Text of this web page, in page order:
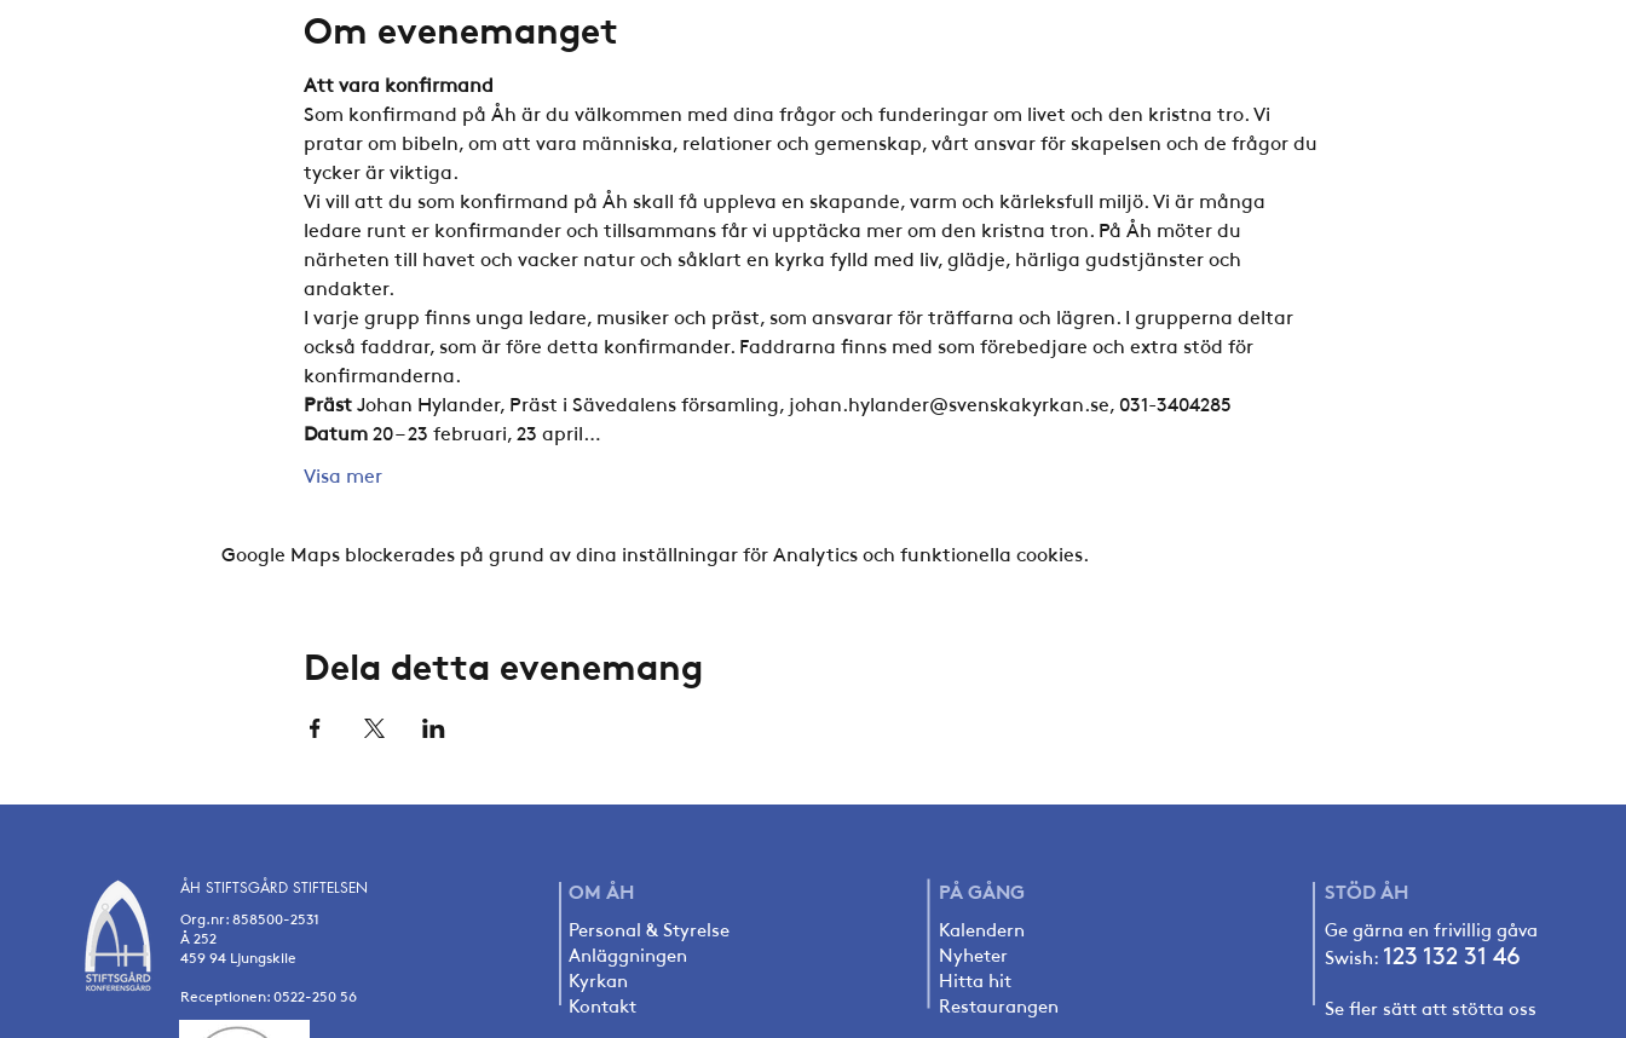
Om evenemanget
Att vara konfirmand
Som konfirmand på Åh är du välkommen med dina frågor och funderingar om livet och den kristna tro. Vi
pratar om bibeln, om att vara människa, relationer och gemenskap, vårt ansvar för skapelsen och de frågor du
tycker är viktiga.
Vi vill att du som konfirmand på Åh skall få uppleva en skapande, varm och kärleksfull miljö. Vi är många
ledare runt er konfirmander och tillsammans får vi upptäcka mer om den kristna tron. På Åh möter du
närheten till havet och vacker natur och såklart en kyrka fylld med liv, glädje, härliga gudstjänster och
andakter.
I varje grupp finns unga ledare, musiker och präst, som ansvarar för träffarna och lägren. I grupperna deltar
också faddrar, som är före detta konfirmander. Faddrarna finns med som förebedjare och extra stöd för
konfirmanderna.
Präst Johan Hylander, Präst i Sävedalens församling, johan.hylander@svenskakyrkan.se, 031-3404285
Datum 20 – 23 februari, 23 april…
Visa mer
Google Maps blockerades på grund av dina inställningar för Analytics och funktionella cookies.
Dela detta evenemang
ÅH STIFTSGÅRD STIFTELSEN
Org.nr: 858500-2531
Å 252
459 94 Ljungskile
Receptionen: 0522-250 56
OM ÅH
Personal & Styrelse
Anläggningen
Kyrkan
Kontakt
PÅGÅNG
Kalendern
Nyheter
Hitta hit
Restaurangen
STÖDÅH
Ge gärna en frivillig gåva
Swish: 123 132 31 46
Se fler sätt att stötta oss